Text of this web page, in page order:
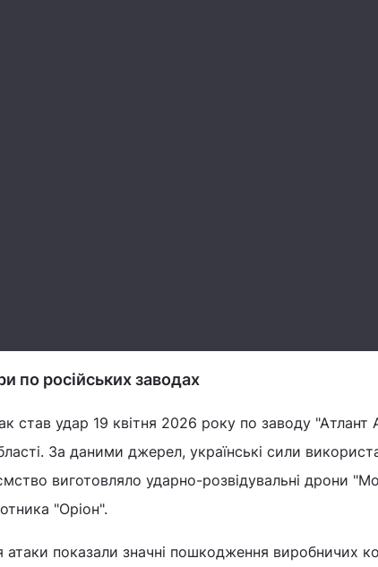
по російських заводах
став удар 19 квітня 2026 року по заводу "Атлант
За даними джерел, українські сили
виготовляло ударно-розвідувальні дрони
"Оріон".
атаки показали значні пошкодження виробничих